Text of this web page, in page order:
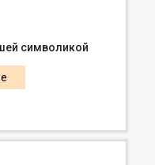
символикой